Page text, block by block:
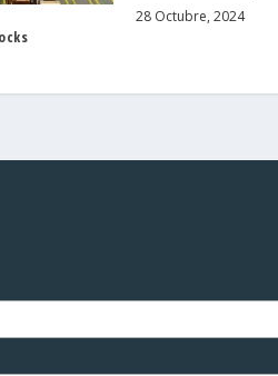
28 Octubre, 2024